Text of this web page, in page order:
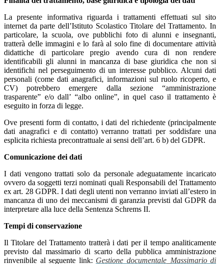
La presente informativa riguarda i trattamenti effettuati sul sito
internet da parte dell’Istituto Scolastico Titolare del Trattamento. In
particolare, la scuola, ove pubblichi foto di alunni e insegnanti,
tratterà delle immagini e lo farà al solo fine di documentare attività
didattiche di particolare pregio avendo cura di non rendere
identificabili gli alunni in mancanza di base giuridica che non si
identifichi nel perseguimento di un interesse pubblico. Alcuni dati
personali (come dati anagrafici, informazioni sul ruolo ricoperto, e
CV) potrebbero emergere dalla sezione “amministrazione
trasparente” e/o dall’ “albo online”, in quel caso il trattamento è
eseguito in forza di legge.
Ove presenti form di contatto, i dati del richiedente (principalmente
dati anagrafici e di contatto) verranno trattati per soddisfare una
esplicita richiesta precontrattuale ai sensi dell’art. 6 b) del GDPR.
Comunicazione dei dati
I dati vengono trattati solo da personale adeguatamente incaricato
ovvero da soggetti terzi nominati quali Responsabili del Trattamento
ex art. 28 GDPR. I dati degli utenti non verranno inviati all’estero in
mancanza di uno dei meccanismi di garanzia previsti dal GDPR da
interpretare alla luce della Sentenza Schrems II.
Tempi di conservazione
Il Titolare del Trattamento tratterà i dati per il tempo analiticamente
previsto dal massimario di scarto della pubblica amministrazione
rinvenibile al seguente link: Gestione documentale_Massimario di